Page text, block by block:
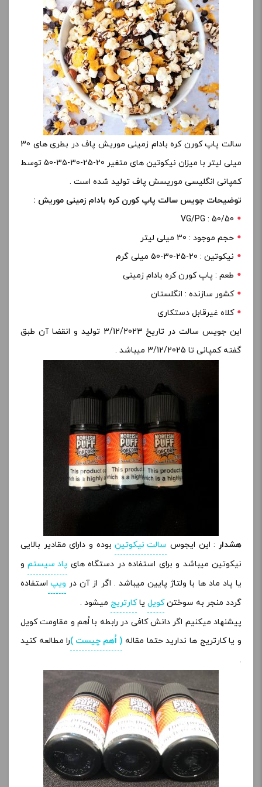
سالت پاپ کورن کره بادام زمینی موریش پاف در بطری های 30
میلی لیتر با میزان نیکوتین های متغیر 20-25-30-35-50 توسط
کمپانی انگلیسی موریسش پاف تولید شده است .
توضیحات جویس سالت پاپ کورن کره بادام زمینی موریش :
VG/PG : 50/50
حجم موجود : 30 میلی لیتر
نیکوتین : 20-25-30-50 میلی گرم
طعم : پاپ کورن کره بادام زمینی
کشور سازنده : انگلستان
کلاه غیرقابل دستکاری
این جویس سالت در تاریخ 3/12/2023 تولید و انقضا آن طبق
گفته کمپانی تا 3/12/2025 میباشد .
هشدار : این ایجوس سالت نیکوتینبوده و دارای مقادیر بالایی
نیکوتین میباشد و برای استفاده در دستگاه های پاد سیستمو
یا پاد ماد ها با ولتاژ پایین میباشد . اگر از آن در ویپ استفاده
گردد منجر به سوختنکویل یاکارتریج میشود .
پیشنهاد میکنیم اگر دانش کافی در رابطه با اُهم و مقاومت کویل
و یا کارتریج ها ندارید حتما مقاله ( اُهم چیست )را مطالعه کنید
.